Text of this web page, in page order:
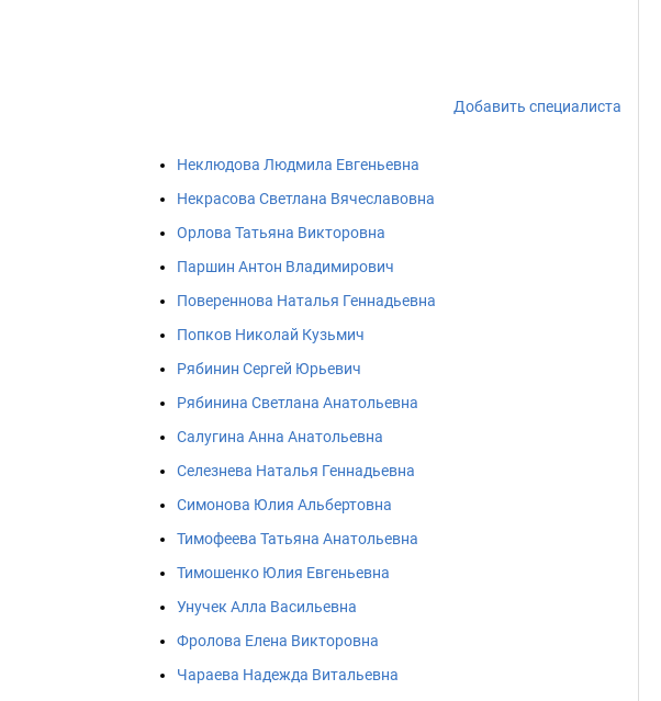
Добавить специалиста
Неклюдова Людмила Евгеньевна
Некрасова Светлана Вячеславовна
Орлова Татьяна Викторовна
Паршин Антон Владимирович
Повереннова Наталья Геннадьевна
Попков Николай Кузьмич
Рябинин Сергей Юрьевич
Рябинина Светлана Анатольевна
Салугина Анна Анатольевна
Селезнева Наталья Геннадьевна
Симонова Юлия Альбертовна
Тимофеева Татьяна Анатольевна
Тимошенко Юлия Евгеньевна
Унучек Алла Васильевна
Фролова Елена Викторовна
Чараева Надежда Витальевна